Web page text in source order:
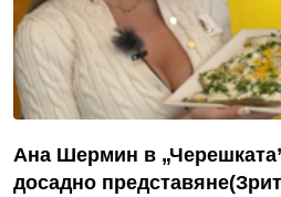
Ана Шермин в
досадно